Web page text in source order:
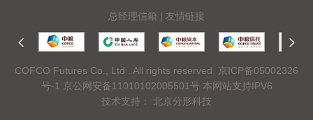
总经理信箱 | 友情链接
COFCO Futures Co., Ltd . All rights reserved. 京ICP备05002326
号-1 京公网安备11010102005501号 本网站支持IPV6
技术支持：
北京分形科技